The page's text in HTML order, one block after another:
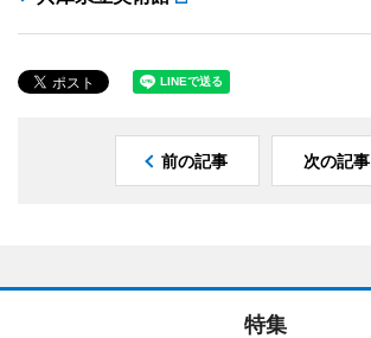
前の記事 次の記事
特集